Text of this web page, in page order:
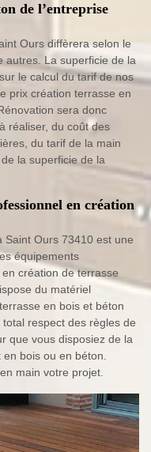
de l’entreprise
Ours diffèrera selon le
autres. La superficie de la
le calcul du tarif de nos
prix création terrasse en
sera donc
réaliser, du coût des
du tarif de la main
la superficie de la
en création
Saint Ours 73410 est une
équipements
création de terrasse
du matériel
en bois et béton
respect des règles de
que vous disposiez de la
bois ou en béton.
main votre projet.